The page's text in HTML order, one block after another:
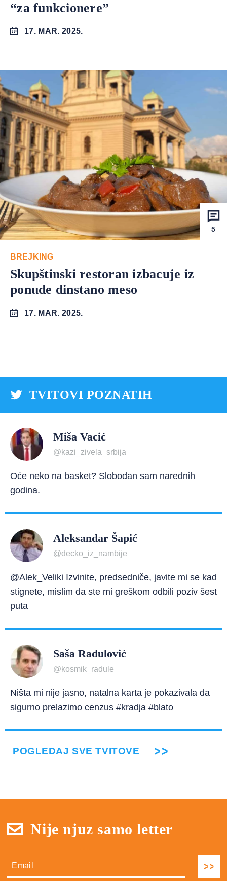
“za funkcionere”
17. MAR. 2025.
5
BREJKING
Skupštinski restoran izbacuje iz
ponude dinstano meso
17. MAR. 2025.
TVITOVI POZNATIH
Miša Vacić
@kazi_zivela_srbija
Oće neko na basket? Slobodan sam narednih
godina.
Aleksandar Šapić
@decko_iz_nambije
@Alek_Veliki Izvinite, predsedniče, javite mi se kad
stignete, mislim da ste mi greškom odbili poziv šest
puta
Saša Radulović
@kosmik_radule
Ništa mi nije jasno, natalna karta je pokazivala da
sigurno prelazimo cenzus #kradja #blato
POGLEDAJ SVE TVITOVE
Nije njuz samo letter